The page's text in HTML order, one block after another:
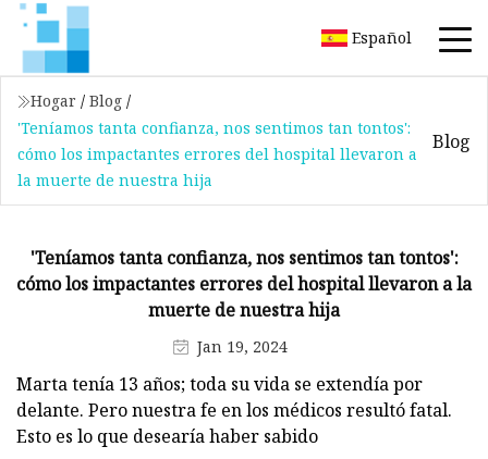
Español
Hogar / Blog /
'Teníamos tanta confianza, nos sentimos tan tontos':
cómo los impactantes errores del hospital llevaron a
la muerte de nuestra hija
Blog
'Teníamos tanta confianza, nos sentimos tan tontos':
cómo los impactantes errores del hospital llevaron a la
muerte de nuestra hija
Jan 19, 2024
Marta tenía 13 años; toda su vida se extendía por
delante. Pero nuestra fe en los médicos resultó fatal.
Esto es lo que desearía haber sabido